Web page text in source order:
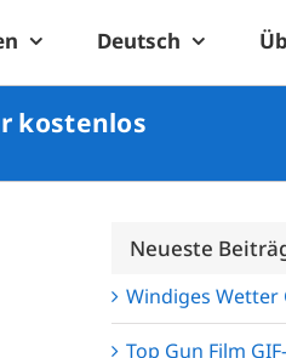
Deutsch
kostenlos
Neueste
Windiges Wetter
Top Gun Film